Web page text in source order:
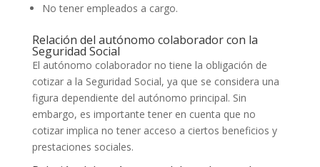
No tener empleados a cargo.
Relación del autónomo colaborador con la
Seguridad Social
El autónomo colaborador no tiene la obligación de
cotizar a la Seguridad Social, ya que se considera una
figura dependiente del autónomo principal. Sin
embargo, es importante tener en cuenta que no
cotizar implica no tener acceso a ciertos beneficios y
prestaciones sociales.